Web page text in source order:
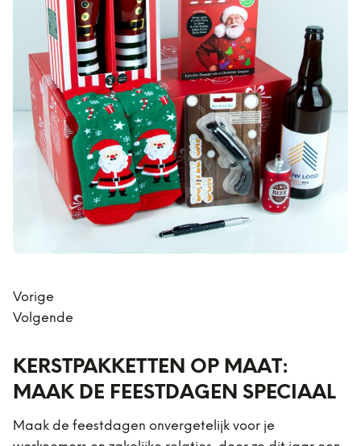
Vorige
Volgende
KERSTPAKKETTEN OP MAAT:
MAAK DE FEESTDAGEN SPECIAAL
Maak de feestdagen onvergetelijk voor je